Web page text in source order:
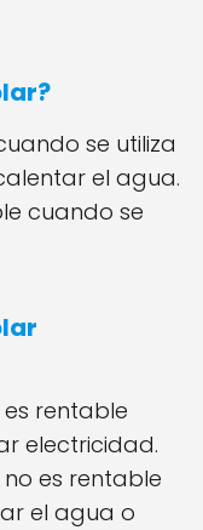
se utiliza
el agua.
cuando se
rentable
electricidad.
es rentable
el agua o